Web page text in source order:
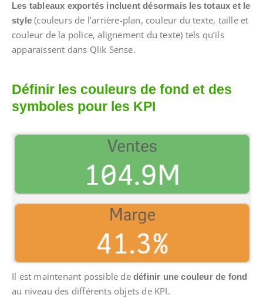
Les tableaux exportés incluent désormais les totaux et le
style (couleurs de l’arrière-plan, couleur du texte, taille et
couleur de la police, alignement du texte) tels qu’ils
apparaissent dans Qlik Sense.
Définir les couleurs de fond et des
symboles pour les KPI
Il est maintenant possible de définir une couleur de fond
au niveau des différents objets de KPI.